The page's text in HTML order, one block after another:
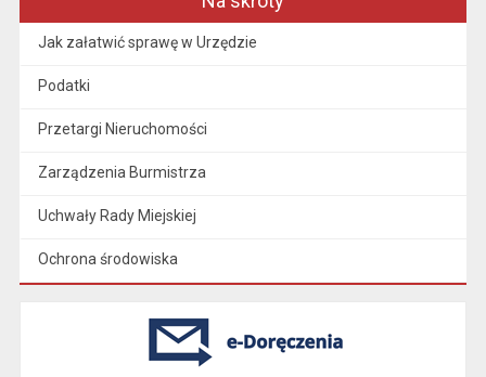
Jak załatwić sprawę w Urzędzie
Podatki
Przetargi Nieruchomości
Zarządzenia Burmistrza
Uchwały Rady Miejskiej
Ochrona środowiska